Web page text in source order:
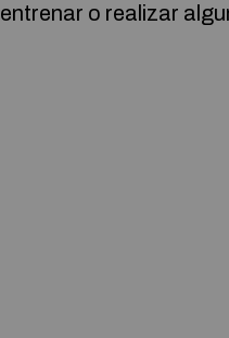
entrenar o realizar